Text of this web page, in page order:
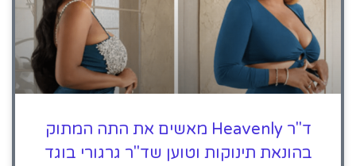
ד"ר Heavenly מאשים את התה המתוק
בהונאת תינוקות וטוען שד"ר גרגורי בוגד